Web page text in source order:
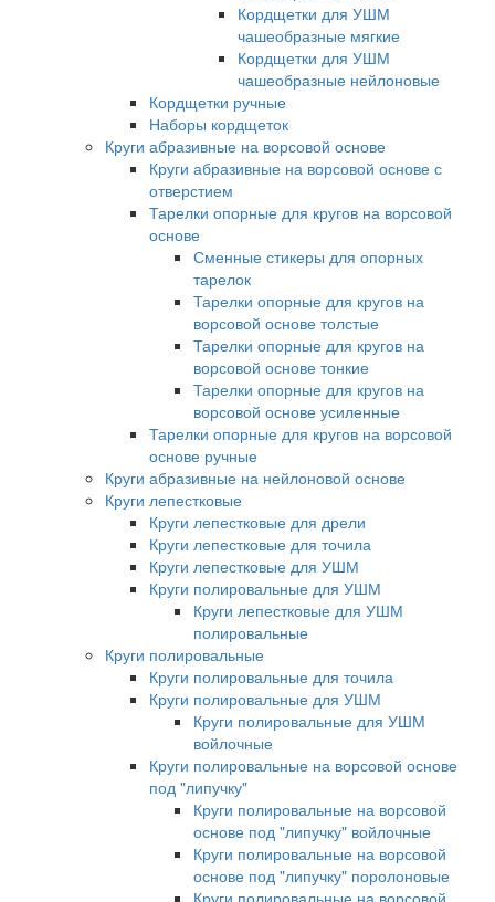
Кордщетки для УШМ
чашеобразные мягкие
Кордщетки для УШМ
чашеобразные нейлоновые
Кордщетки ручные
Наборы кордщеток
Круги абразивные на ворсовой основе
Круги абразивные на ворсовой основе с
отверстием
Тарелки опорные для кругов на ворсовой
основе
Сменные стикеры для опорных
тарелок
Тарелки опорные для кругов на
ворсовой основе толстые
Тарелки опорные для кругов на
ворсовой основе тонкие
Тарелки опорные для кругов на
ворсовой основе усиленные
Тарелки опорные для кругов на ворсовой
основе ручные
Круги абразивные на нейлоновой основе
Круги лепестковые
Круги лепестковые для дрели
Круги лепестковые для точила
Круги лепестковые для УШМ
Круги полировальные для УШМ
Круги лепестковые для УШМ
полировальные
Круги полировальные
Круги полировальные для точила
Круги полировальные для УШМ
Круги полировальные для УШМ
войлочные
Круги полировальные на ворсовой основе
под "липучку"
Круги полировальные на ворсовой
основе под "липучку" войлочные
Круги полировальные на ворсовой
основе под "липучку" поролоновые
Круги полировальные на ворсовой